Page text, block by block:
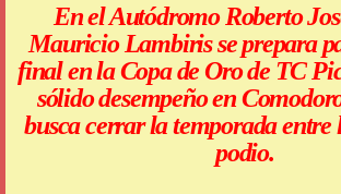
En el Autódromo Roberto
Mauricio Lambiris se prepara
final en la Copa de Oro de TC
sólido desempeño en
busca cerrar la temporada entre
podio.